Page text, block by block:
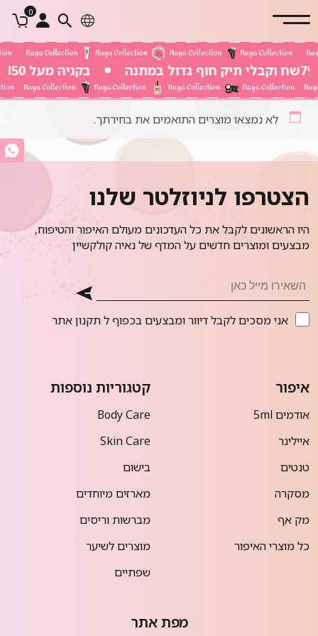
0
בקניה מעל 350 שח משלוח חינם
לא נמצאו מוצרים התואמים את בחירתך.
הצטרפו לניוזלטר שלנו
היו הראשונים לקבל את כל העדכונים מעולם האיפור והטיפוח,
מבצעים ומוצרים חדשים על המדף של נאיה קולקשיין
אני מסכים לקבל דיוור ומבצעים בכפוף לתקנון אתר
איפור
אודמים 5ml
איילינר
טנטים
מסקרה
מק אף
כל מוצרי האיפור
קטגוריות נוספות
Body Care
Skin Care
בישום
מארזים מיוחדים
מברשות וריסים
מוצרים לשיער
שפתיים
מפת אתר